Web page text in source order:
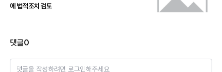
에 법적조치 검토
댓글0
댓글을 작성하려면 로그인해주세요